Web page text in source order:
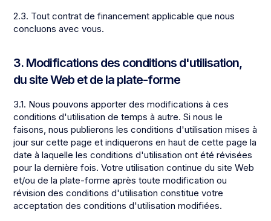
2.3. Tout contrat de financement applicable que nous
concluons avec vous.
3. Modifications des conditions d'utilisation,
du site Web et de la plate-forme
3.1. Nous pouvons apporter des modifications à ces
conditions d'utilisation de temps à autre. Si nous le
faisons, nous publierons les conditions d'utilisation mises à
jour sur cette page et indiquerons en haut de cette page la
date à laquelle les conditions d'utilisation ont été révisées
pour la dernière fois. Votre utilisation continue du site Web
et/ou de la plate-forme après toute modification ou
révision des conditions d'utilisation constitue votre
acceptation des conditions d'utilisation modifiées.